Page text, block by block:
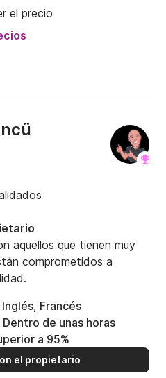
el precio
aquellos que tienen muy
comprometidos a
Inglés, Francés
Dentro de unas horas
a 95%
el propietario